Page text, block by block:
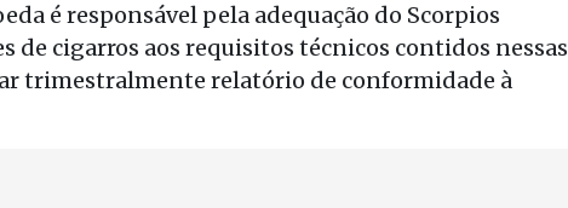
é responsável pela adequação do Scorpios
de cigarros aos requisitos técnicos contidos nessas
trimestralmente relatório de conformidade à